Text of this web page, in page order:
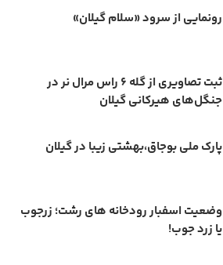
رونمایی از سرود «سلام گیلان»
ثبت تصاویری از گله ۶ راس مرال نر در
جنگل‌های هیرکانی گیلان
پارک ملی بوجاق،بهشتی زیبا در گیلان
وضعیت اسفبار رودخانه های رشت؛ زرجوب
یا زرد جوب!